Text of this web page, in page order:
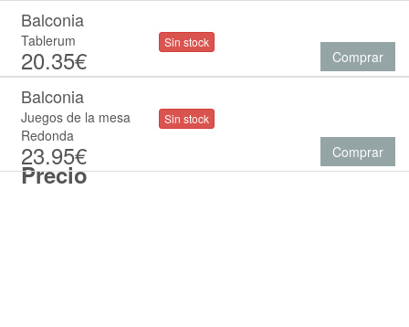
Precio
Balconia
Tablerum
20.35€
Sin stock
Comprar
Balconia
Juegos de la mesa
Redonda
23.95€
Sin stock
Comprar